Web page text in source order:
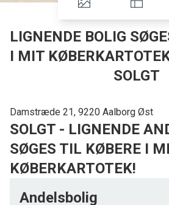
LIGNENDE BOLIG
I MIT
SOLGT
Damstræde 21, 9220 Aalborg Øst
SOLGT - LIGNENDE
SØGES TIL KØBERE I
KØBERKARTOTEK!
Andelsbolig